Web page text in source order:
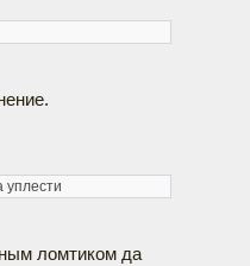
уплести
ломтиком да